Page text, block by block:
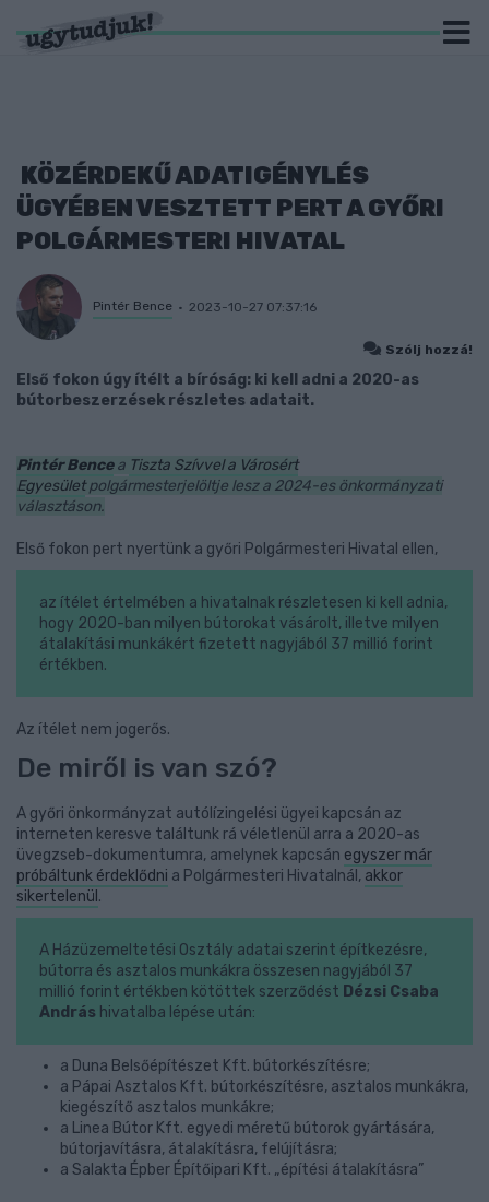
KÖZÉRDEKŰ ADATIGÉNYLÉS
ÜGYÉBEN VESZTETT PERT A GYŐRI
POLGÁRMESTERI HIVATAL
Pintér Bence 2023-10-27 07:37:16
Szólj hozzá!
Első fokon úgy ítélt a bíróság: ki kell adni a 2020-as
bútorbeszerzések részletes adatait.
Pintér Bencea Tiszta Szívvel a Városért
Egyesületpolgármesterjelöltje lesz a 2024-es önkormányzati
választáson.
Első fokon pert nyertünk a győri Polgármesteri Hivatal ellen,
az ítélet értelmében a hivatalnak részletesen ki kell adnia,
hogy 2020-ban milyen bútorokat vásárolt, illetve milyen
átalakítási munkákért fizetett nagyjából 37 millió forint
értékben.
Az ítélet nem jogerős.
De miről is van szó?
A győri önkormányzat autólízingelési ügyei kapcsán az
interneten keresve találtunk rá véletlenül arra a 2020-as
üvegzseb-dokumentumra, amelynek kapcsán egyszer már
próbáltunk érdeklődni a Polgármesteri Hivatalnál, akkor
sikertelenül .
A Házüzemeltetési Osztály adatai szerint építkezésre,
bútorra és asztalos munkákra összesen nagyjából 37
millió forint értékben kötöttek szerződést Dézsi Csaba
András hivatalba lépése után:
a Duna Belsőépítészet Kft. bútorkészítésre;
a Pápai Asztalos Kft. bútorkészítésre, asztalos munkákra,
kiegészítő asztalos munkákre;
a Linea Bútor Kft. egyedi méretű bútorok gyártására,
bútorjavításra, átalakításra, felújításra;
a Salakta Épber Építőipari Kft. „építési átalakításra”